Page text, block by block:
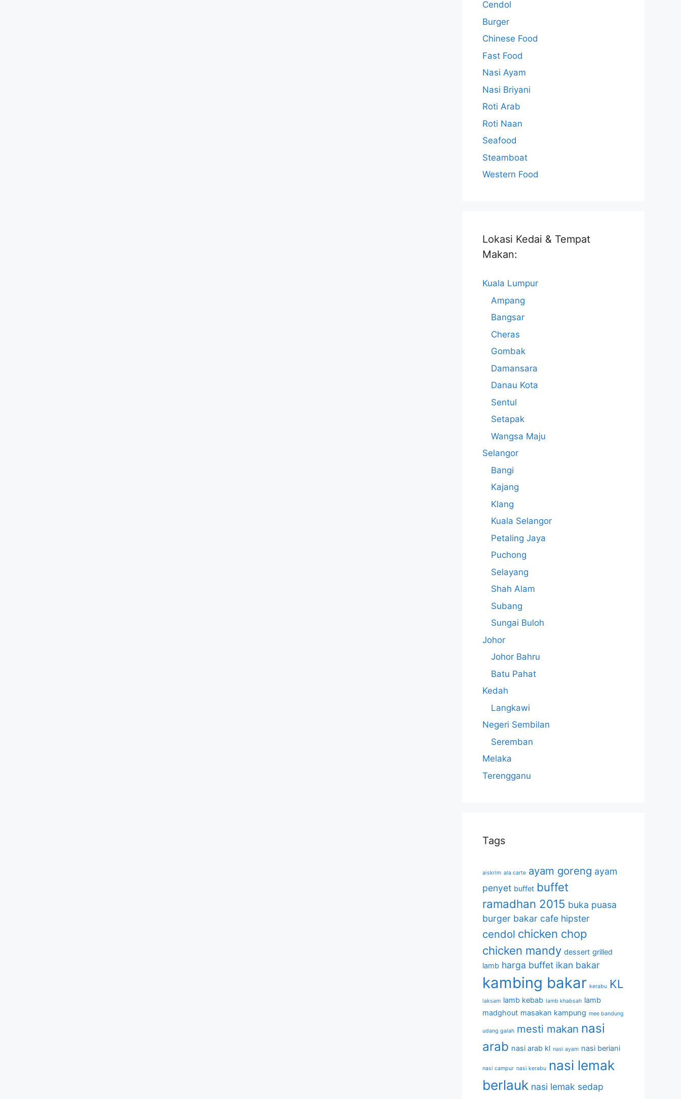
Cendol
Burger
Chinese Food
Fast Food
Nasi Ayam
Nasi Briyani
Roti Arab
Roti Naan
Seafood
Steamboat
Western Food
Lokasi Kedai & Tempat
Makan:
Kuala Lumpur
Ampang
Bangsar
Cheras
Gombak
Damansara
Danau Kota
Sentul
Setapak
Wangsa Maju
Selangor
Bangi
Kajang
Klang
Kuala Selangor
Petaling Jaya
Puchong
Selayang
Shah Alam
Subang
Sungai Buloh
Johor
Johor Bahru
Batu Pahat
Kedah
Langkawi
Negeri Sembilan
Seremban
Melaka
Terengganu
Tags
aiskrim ala carte ayam goreng ayam
penyet buffet buffet
ramadhan 2015 buka puasa
burger bakar cafe hipster
cendol chicken chop
chicken mandy dessert grilled
lamb harga buffet ikan bakar
kambing bakar kerabu KL
laksam lamb kebab lamb khabsah lamb
madghout masakan kampung mee bandung
udang galah mesti makan nasi
arab nasi arab kl nasi ayam nasi beriani
nasi campur nasi kerabu nasi lemak
berlauk nasi lemak sedap